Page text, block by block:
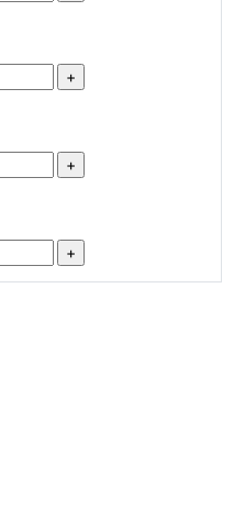
+
+
+